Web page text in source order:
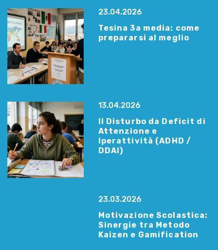
23.04.2026
Tesina 3a media: come
prepararsi al meglio
13.04.2026
Il Disturbo da Deficit di
Attenzione e
Iperattività (ADHD /
DDAI)
23.03.2026
Motivazione Scolastica:
Sinergie tra Metodo
Kaizen e Gamification